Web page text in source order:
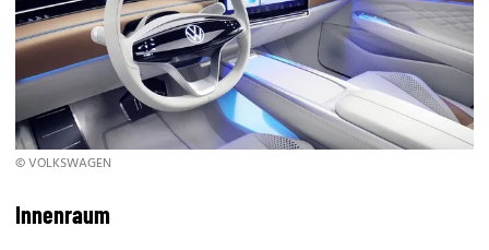
© VOLKSWAGEN
Innenraum